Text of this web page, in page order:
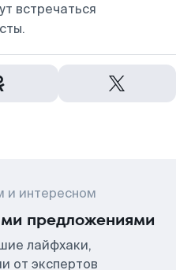
встречаться
и интересном
предложениями
лайфхаки,
от экспертов